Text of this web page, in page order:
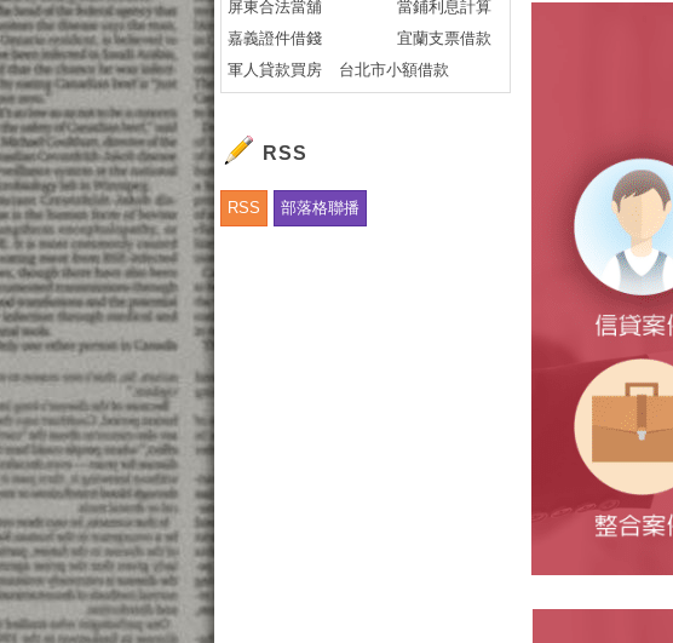
屏東合法當舖
當鋪利息計算
嘉義證件借錢
宜蘭支票借款
軍人貸款買房
台北市小額借款
RSS
RSS 部落格聯播